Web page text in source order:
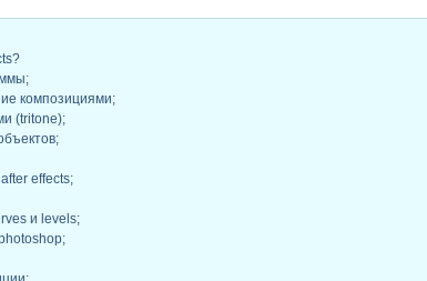
композициями;
(tritone);
effects;
и levels;